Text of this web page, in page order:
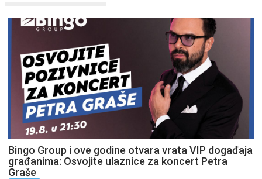
Bingo Group i ove godine otvara vrata VIP događaja
građanima: Osvojite ulaznice za koncert Petra
Graše